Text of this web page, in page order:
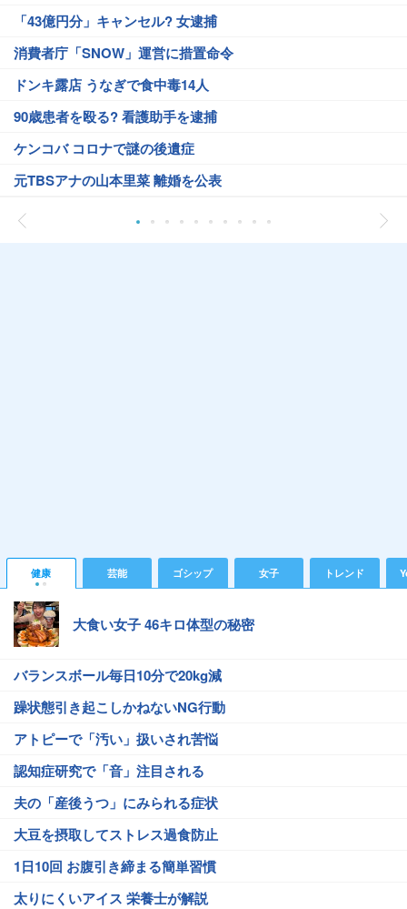
「43億円分」キャンセル? 女逮捕
消費者庁「SNOW」運営に措置命令
ドンキ露店 うなぎで食中毒14人
90歳患者を殴る? 看護助手を逮捕
ケンコバ コロナで謎の後遺症
元TBSアナの山本里菜 離婚を公表
健康 芸能 ゴシップ 女子 トレンド
大食い女子 46キロ体型の秘密
バランスボール毎日10分で20kg減
躁状態引き起こしかねないNG行動
アトピーで「汚い」扱いされ苦悩
認知症研究で「音」注目される
夫の「産後うつ」にみられる症状
大豆を摂取してストレス過食防止
1日10回 お腹引き締まる簡単習慣
太りにくいアイス 栄養士が解説